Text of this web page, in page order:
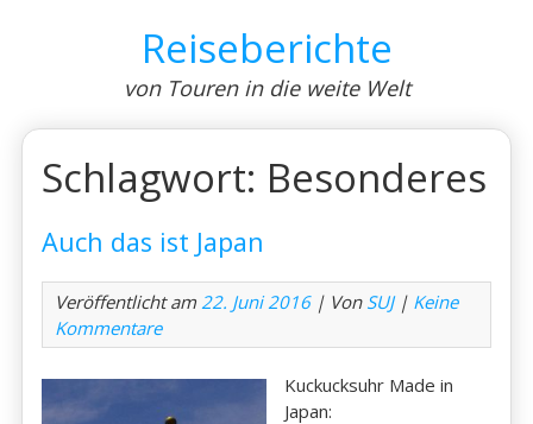
Reiseberichte
von Touren in die weite Welt
Schlagwort: Besonderes
Auch das ist Japan
Veröffentlicht am22. Juni 2016| Von SUJ| Keine
Kommentare
Kuckucksuhr Made in
Japan: